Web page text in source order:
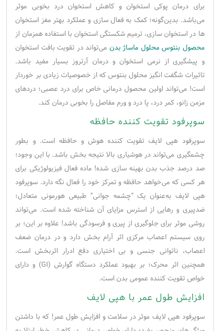
براى درمان پوکی استخوان و کاهش استخوان درد بخوبی موثر
می‌باشد. بدین‌گونه؛ کمک به فعال سازی و عملکرد بهتر مغز استخوان
ها در استخوان سازی، ترمیم شکستگی استخوان با استفاده همزمان از
محصول بنتوس محلول ماساژ بدن می‌تواند در تقویت بافت استخوان
و پیشگیرى از نرمى استخوان و درمان آرتروز بسیار مفید باشد.
تاثیرات شگفت انگیز محلول بنتوس که از خصوصیات زیادی بر خوردار
است! می‌تواند اولین محصول درمانی خاص برای درد عصبی؛ دردهای
مزمن زانو، کمر درد، پا درد و ورم مفاصل را بخوبی درمان کند.
سوپرفود تقویت کننده حافظه
سوپرفود هپی لایف تقویت کننده هوش و حافظه است. و بطور
چشمگیری می‌تواند در هوشیاری بالا نتیجه بخش باشد. با این وجود؛
صد درصد جذب بدن بهینه سازی شده! ماده فعال فیزیولوژیکی برای
هر کسی که می‌خواهد حافظه و تمرکز خود را فعال نگه دارد. سوپرفود
هپی لایف به‌عنوان یک “چشمه جوانی” طبیعی هورمونی متعادل؛
ضدپیری و رهایی از استرس مزایای آن شناخته شده است. می‌تواند
روشی موثر برای جلوگیری از پیری و فرسودگی باشد! علاوه بر این؛ بر
روی سیستم اعصاب مرکزی اثر آرام بخش دارد و در درمان ضعف
اعصاب، ناتوانی جنسی و بی اختیاری دفع ادرار اثربخش است.
همچنین اثر محرک؛ بر بهبود عملکرد دستگاه گوارش (GI) و دارای
خواص تقویت کننده عمومی بدن است.
افزایش طول عمر با هپی لایف
سوپرفود هپی لایف موثر در سلامت و افزایش طول عمر! که با داشتن